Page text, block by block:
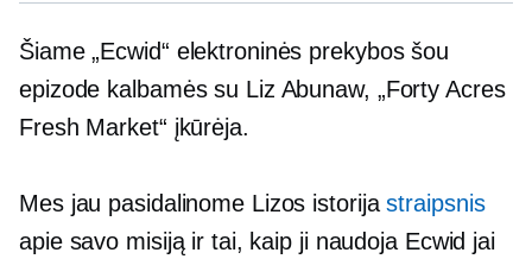
Šiame „Ecwid“ elektroninės prekybos šou
epizode kalbamės su Liz Abunaw, „Forty Acres
Fresh Market“ įkūrėja.
Mes jau pasidalinome Lizos istorijastraipsnis
apie savo misiją ir tai, kaip ji naudoja Ecwid jai